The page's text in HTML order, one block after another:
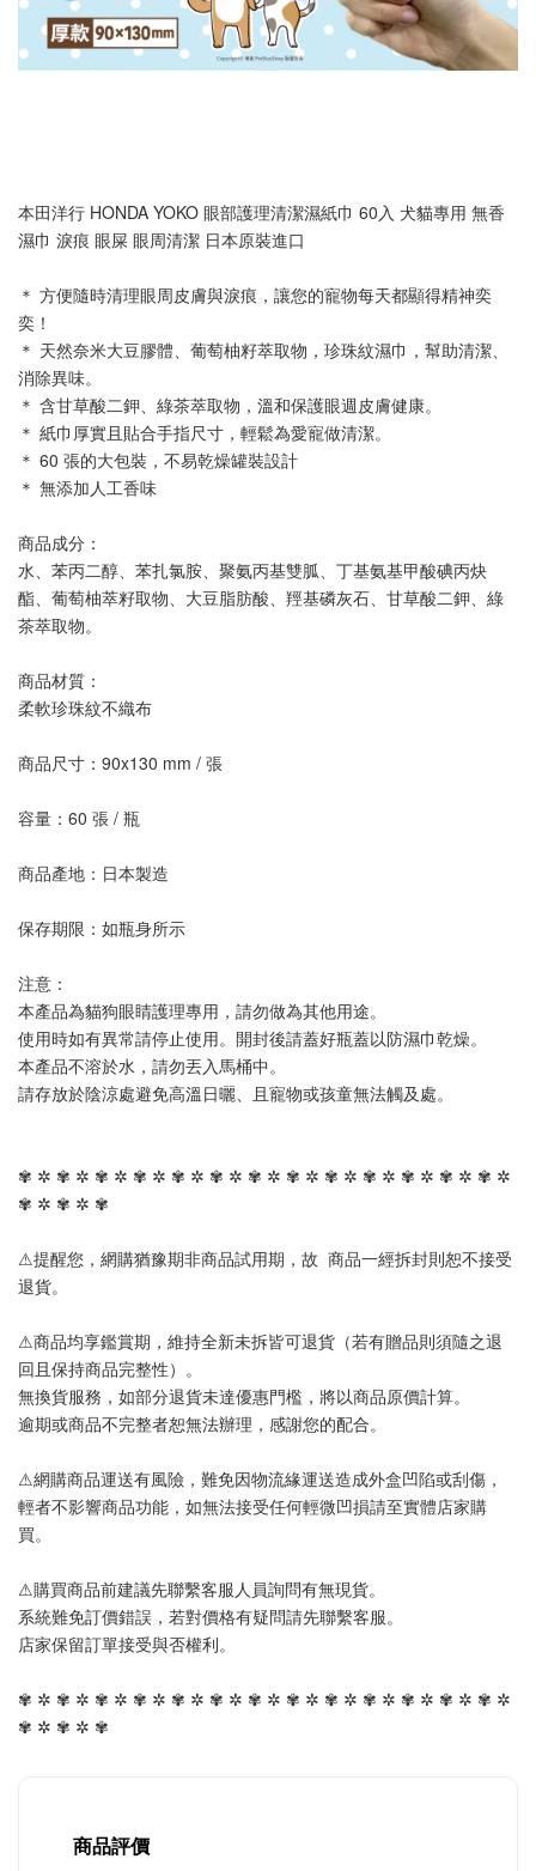
本田洋行 HONDA YOKO 眼部護理清潔濕紙巾 60入 犬貓專用 無香
濕巾 淚痕 眼屎 眼周清潔 日本原裝進口
＊ 方便隨時清理眼周皮膚與淚痕，讓您的寵物每天都顯得精神奕
奕！
＊ 天然奈米大豆膠體、葡萄柚籽萃取物，珍珠紋濕巾，幫助清潔、
消除異味。
＊ 含甘草酸二鉀、綠茶萃取物，溫和保護眼週皮膚健康。
＊ 紙巾厚實且貼合手指尺寸，輕鬆為愛寵做清潔。
＊ 60 張的大包裝，不易乾燥罐裝設計
＊ 無添加人工香味
商品成分：
水、苯丙二醇、苯扎氯胺、聚氨丙基雙胍、丁基氨基甲酸碘丙炔
酯、葡萄柚萃籽取物、大豆脂肪酸、羥基磷灰石、甘草酸二鉀、綠
茶萃取物。
商品材質：
柔軟珍珠紋不織布
商品尺寸：90x130 mm / 張
容量：60 張 / 瓶
商品產地：日本製造
保存期限：如瓶身所示
注意：
本產品為貓狗眼睛護理專用，請勿做為其他用途。
使用時如有異常請停止使用。開封後請蓋好瓶蓋以防濕巾乾燥。
本產品不溶於水，請勿丟入馬桶中。
請存放於陰涼處避免高溫日曬、且寵物或孩童無法觸及處。
✾ ✲ ✾ ✲ ✾ ✲ ✾ ✲ ✾ ✲ ✾ ✲ ✾ ✲ ✾ ✲ ✾ ✲ ✾ ✲ ✾ ✲ ✾ ✲ ✾ ✲
✾ ✲ ✾ ✲ ✾
⚠提醒您，網購猶豫期非商品試用期，故  商品一經拆封則恕不接受
退貨。
⚠商品均享鑑賞期，維持全新未拆皆可退貨（若有贈品則須隨之退
回且保持商品完整性）。
無換貨服務，如部分退貨未達優惠門檻，將以商品原價計算。
逾期或商品不完整者恕無法辦理，感謝您的配合。
⚠網購商品運送有風險，難免因物流緣運送造成外盒凹陷或刮傷，
輕者不影響商品功能，如無法接受任何輕微凹損請至實體店家購
買。
⚠購買商品前建議先聯繫客服人員詢問有無現貨。
系統難免訂價錯誤，若對價格有疑問請先聯繫客服。
店家保留訂單接受與否權利。
✾ ✲ ✾ ✲ ✾ ✲ ✾ ✲ ✾ ✲ ✾ ✲ ✾ ✲ ✾ ✲ ✾ ✲ ✾ ✲ ✾ ✲ ✾ ✲ ✾ ✲
✾ ✲ ✾ ✲ ✾
商品評價